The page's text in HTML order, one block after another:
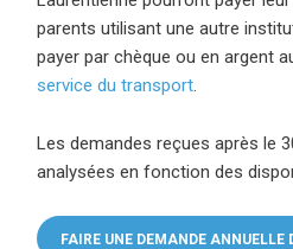
parents utilisant une autre
payer par chèque ou en argent
service du transport(ce lien
.
Les demandes reçues après le
analysées en fonction des
FAIRE UNE DEMANDE ANNUELLE